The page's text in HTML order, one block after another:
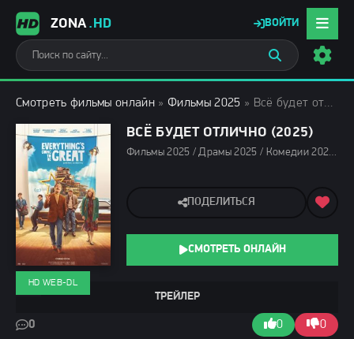
ZONA.HD ВОЙТИ
Смотреть фильмы онлайн » Фильмы 2025 » Всё будет отлично (2025)
ВСЁ БУДЕТ ОТЛИЧНО (2025)
Фильмы 2025 / Драмы 2025 / Комедии 2025 / Зарубежные фильмы 2025 / Фильмы лета 2025 / Новинки кино 2025 / Последние фильмы 2025 / Смотреть фильмы онлайн
ТРЕЙЛЕР
0 0 0
HD WEB-DL
ПОДЕЛИТЬСЯ
СМОТРЕТЬ ОНЛАЙН